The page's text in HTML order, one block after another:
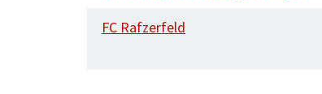
FC Rafzerfeld